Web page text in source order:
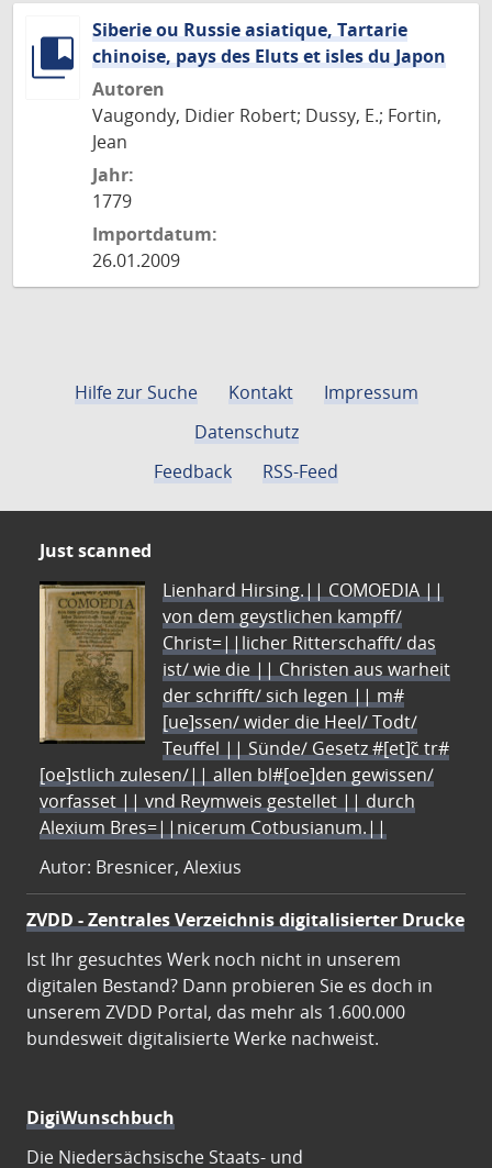
Siberie ou Russie asiatique, Tartarie
chinoise, pays des Eluts et isles du Japon
Autoren
Vaugondy, Didier Robert; Dussy, E.; Fortin,
Jean
Jahr:
1779
Importdatum:
26.01.2009
Hilfe zur Suche Kontakt
Impressum
Datenschutz
Feedback
RSS-Feed
Just scanned
Lienhard Hirsing.|| COMOEDIA ||
von dem geystlichen kampff/
Christ=||licher Ritterschafft/ das
ist/ wie die || Christen aus warheit
der schrifft/ sich legen || m#
[ue]ssen/ wider die Heel/ Todt/
Teuffel || Sünde/ Gesetz #[et]c̃ tr#
[oe]stlich zulesen/|| allen bl#[oe]den gewissen/
vorfasset || vnd Reymweis gestellet || durch
Alexium Bres=||nicerum Cotbusianum.||
Autor: Bresnicer, Alexius
ZVDD - Zentrales Verzeichnis digitalisierter Drucke
Ist Ihr gesuchtes Werk noch nicht in unserem
digitalen Bestand? Dann probieren Sie es doch in
unserem ZVDD Portal, das mehr als 1.600.000
bundesweit digitalisierte Werke nachweist.
DigiWunschbuch
Die Niedersächsische Staats- und